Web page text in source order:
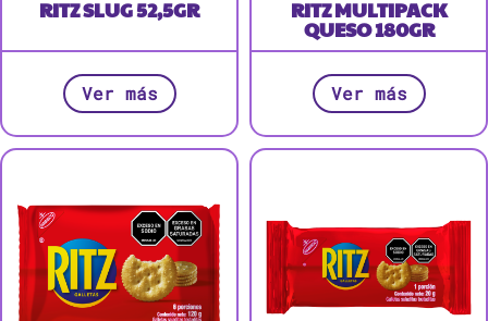
RITZ SLUG 52,5GR
Ver más
RITZ MULTIPACK
QUESO 180GR
Ver más